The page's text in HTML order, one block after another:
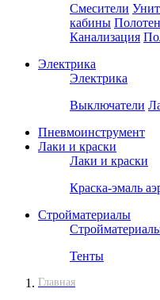
Смесители
кабины
Канализация
Электрика
Электрика
Выключатели
Пневмоинструмент
Лаки и краски
Лаки и краски
Краска-эмаль
Стройматериалы
Тенты
Главная